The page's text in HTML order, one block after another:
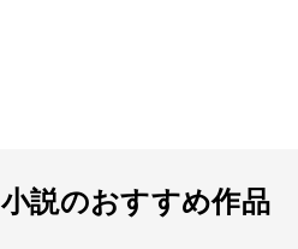
小説のおすすめ作品